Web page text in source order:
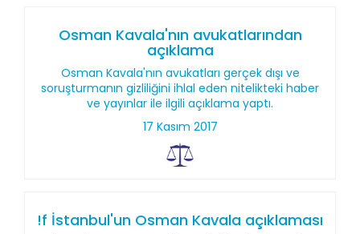
Osman Kavala'nın avukatlarından
açıklama
Osman Kavala'nın avukatları gerçek dışı ve
soruşturmanın gizliliğini ihlal eden nitelikteki haber
ve yayınlar ile ilgili açıklama yaptı.
17 Kasım 2017
!f İstanbul'un Osman Kavala açıklaması